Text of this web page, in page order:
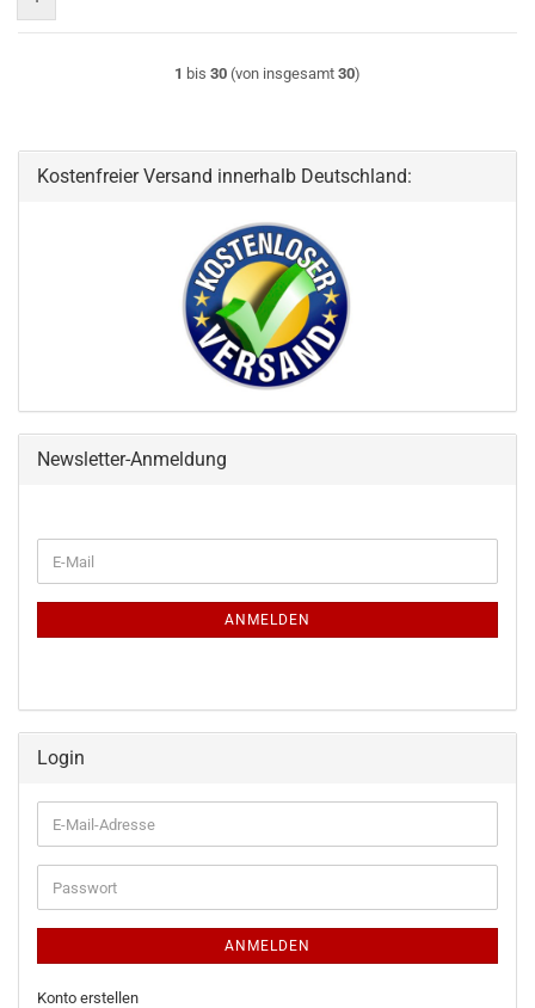
1 bis 30 (von insgesamt 30)
Kostenfreier Versand innerhalb Deutschland:
Newsletter-Anmeldung
ZUR
E-
Mail
ANMELDEN
Login
E-
Mail-
Adresse
Passwort
ANMELDEN
Konto erstellen